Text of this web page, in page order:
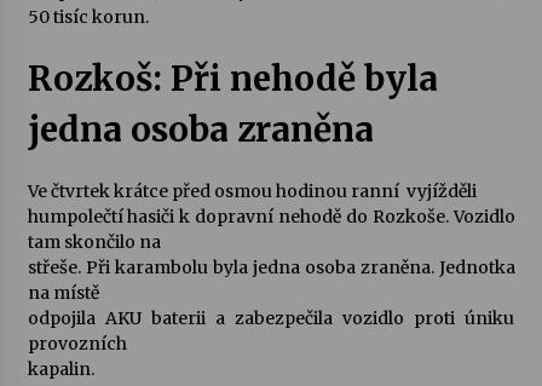
50 tisíc korun.
Rozkoš: Při nehodě byla
jedna osoba zraněna
Ve čtvrtek krátce před osmou hodinou ranní vyjížděli
humpolečtí hasiči k dopravní nehodě do Rozkoše. Vozidlo
tam skončilo na
střeše. Při karambolu byla jedna osoba zraněna. Jednotka
na místě
odpojila AKU baterii a zabezpečila vozidlo proti úniku
provozních
kapalin.